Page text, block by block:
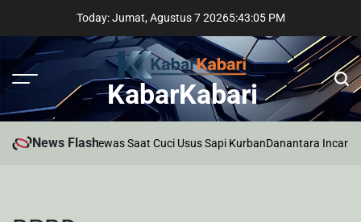
content
Today: Jumat, Agustus 7 20265:43:05 PM
KabarKabari
News Flash
di Palembang Tewas Saat Cuci Usus Sapi KurbanDanantara Incar